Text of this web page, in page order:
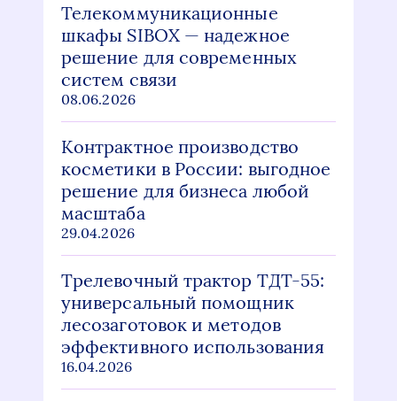
Телекоммуникационные
шкафы SIBOX — надежное
решение для современных
систем связи
08.06.2026
Контрактное производство
косметики в России: выгодное
решение для бизнеса любой
масштаба
29.04.2026
Трелевочный трактор ТДТ-55:
универсальный помощник
лесозаготовок и методов
эффективного использования
16.04.2026